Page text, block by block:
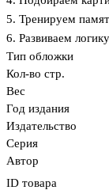
5. Тренируем
6. Развиваем логику
Тип обложки
Кол-во стр.
Вес
Год издания
Издательство
Серия
Автор
ID товара